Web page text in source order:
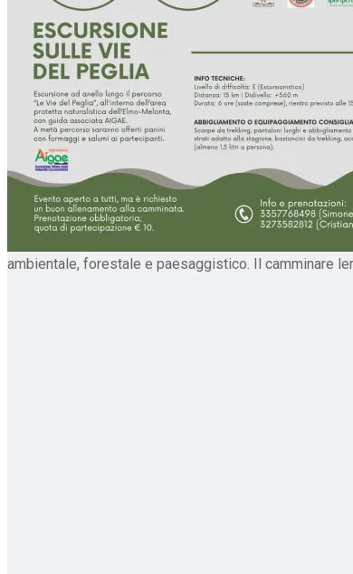
ambientale, forestale e paesaggistico. Il camminare